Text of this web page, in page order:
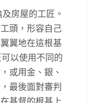
房屋的工匠。
頭，形容自己
翼地在這根基
以使用不同的
或用金、銀、
最後面對審判